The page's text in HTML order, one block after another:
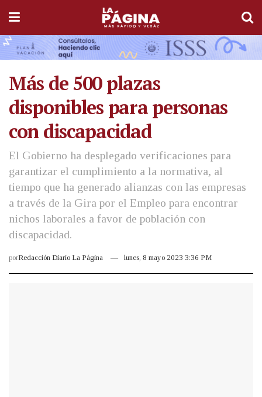
Más de 500 plazas
disponibles para personas
con discapacidad
El Gobierno ha desplegado verificaciones para
garantizar el cumplimiento a la normativa, al
tiempo que ha generado alianzas con las empresas
a través de la Gira por el Empleo para encontrar
nichos laborales a favor de población con
discapacidad.
porRedacción Diario La Página lunes, 8 mayo 2023 3:36 PM